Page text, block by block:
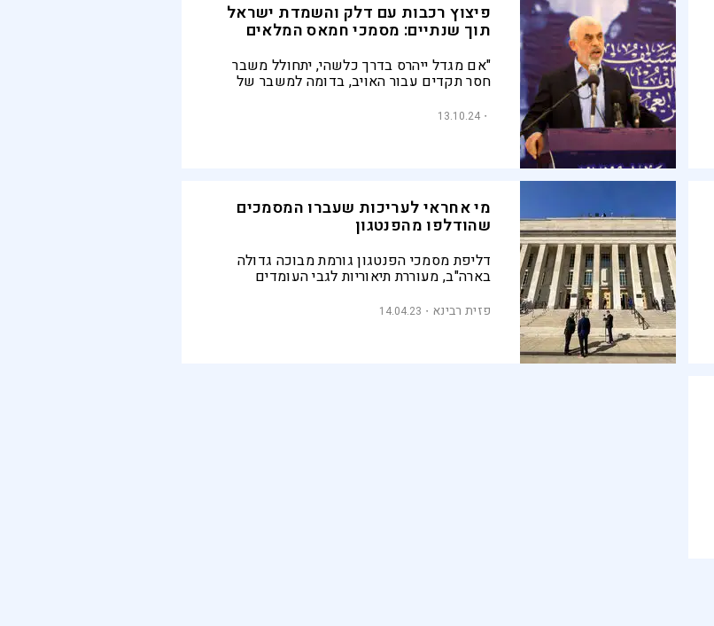
פיצוץ רכבות עם דלק והשמדת ישראל
תוך שנתיים: מסמכי חמאס המלאים
"אם מגדל ייהרס בדרך כלשהי, יתחולל משבר
חסר תקדים עבור האויב, בדומה למשבר של
ב-59 העמודים של המכתבים ומסמכי התכנון13.10.24
מי אחראי לעריכות שעברו המסמכים
שהודלפו מהפנטגון
דליפת מסמכי הפנטגון גורמת מבוכה גדולה
בארה"ב, מעוררת תיאוריות לגבי העומדים
המודיעין האמריקני אחרי הנעשה כאן
פזית רבינא 14.04.23